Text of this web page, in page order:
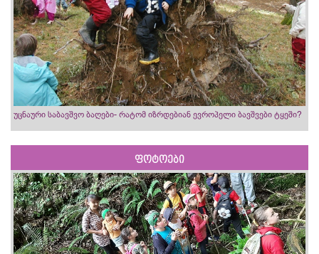
უცნაური საბავშვო ბაღები- რატომ იზრდებიან ევროპელი ბავშვები ტყეში?
ფოტოები